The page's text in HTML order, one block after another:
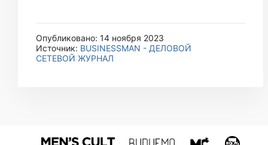
Опубликовано: 14 ноября 2023
Источник: BUSINESSMAN - ДЕЛОВОЙ
СЕТЕВОЙ ЖУРНАЛ